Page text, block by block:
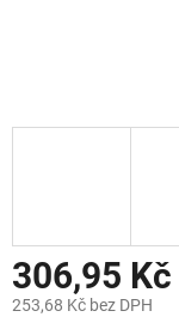
306,95 Kč
253,68 Kč bez DPH